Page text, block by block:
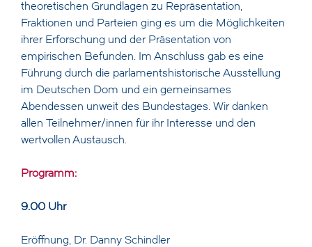
theoretischen Grundlagen zu Repräsentation,
Fraktionen und Parteien ging es um die Möglichkeiten
ihrer Erforschung und der Präsentation von
empirischen Befunden. Im Anschluss gab es eine
Führung durch die parlamentshistorische Ausstellung
im Deutschen Dom und ein gemeinsames
Abendessen unweit des Bundestages. Wir danken
allen Teilnehmer/innen für ihr Interesse und den
wertvollen Austausch.
Programm:
9.00 Uhr
Eröffnung, Dr. Danny Schindler